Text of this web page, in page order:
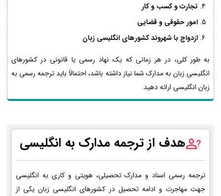
تجارت و کسب و کار
امور حقوقی و قضایی
ازدواج با شهروند کشورهای انگلیسی زبان
به طور کلی، در هر زمانی که یک نهاد رسمی یا قانونی در کشورهای
انگلیسی زبان به مدارک شما نیاز داشته باشد، احتمالاً باید ترجمه رسمی به
زبان انگلیسی ارائه دهید.
هدف از ترجمه مدارک به انگلیسی
ترجمه رسمی اسناد و مدارک تحصیلی، هویتی و کاری به انگلیسی
جهت مهاجرت و ادامه تحصیل در کشورهای انگلیسی زبان یکی از